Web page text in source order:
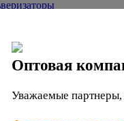
сотка
Жук
прочие
сотка
Оптовая
Уважаемые партнеры,